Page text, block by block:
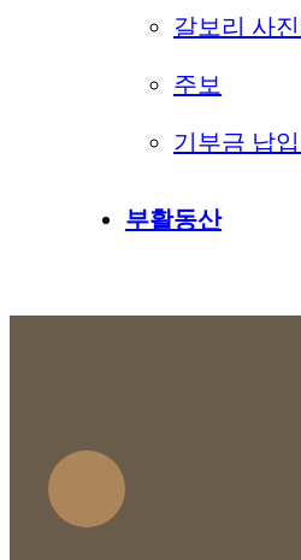
갈보리 사
주보
기부금 납
부활동산